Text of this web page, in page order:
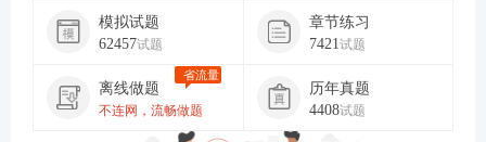
模拟试题
62457试题
章节练习
7421 试题
离线做题
不连网，流畅做题
省流量
历年真题
4408试题